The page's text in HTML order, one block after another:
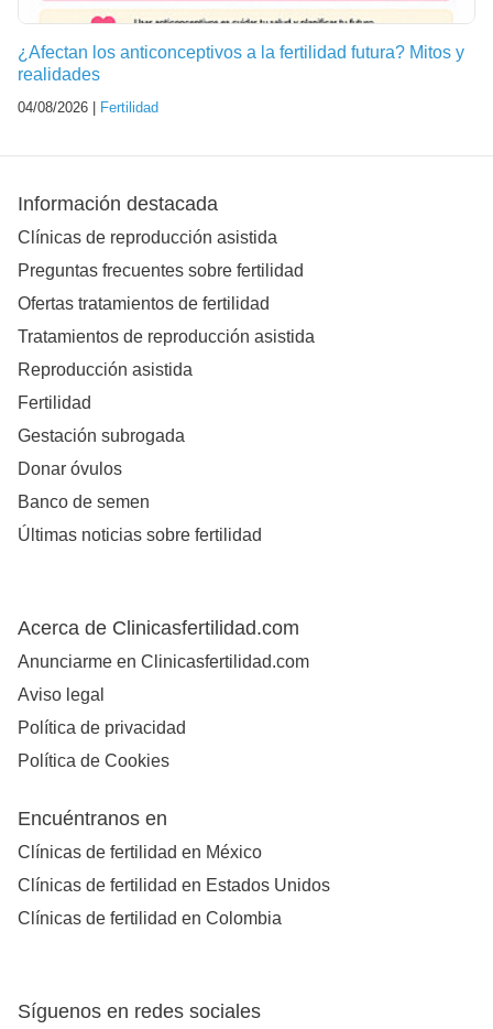
¿Afectan los anticonceptivos a la fertilidad futura? Mitos y
realidades
04/08/2026 | Fertilidad
Información destacada
Clínicas de reproducción asistida
Preguntas frecuentes sobre fertilidad
Ofertas tratamientos de fertilidad
Tratamientos de reproducción asistida
Reproducción asistida
Fertilidad
Gestación subrogada
Donar óvulos
Banco de semen
Últimas noticias sobre fertilidad
Acerca de Clinicasfertilidad.com
Anunciarme en Clinicasfertilidad.com
Aviso legal
Política de privacidad
Política de Cookies
Encuéntranos en
Clínicas de fertilidad en México
Clínicas de fertilidad en Estados Unidos
Clínicas de fertilidad en Colombia
Síguenos en redes sociales